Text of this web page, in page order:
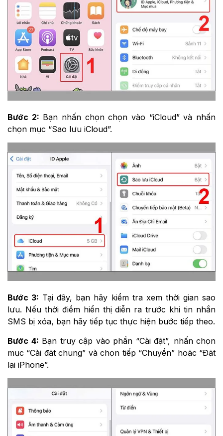
Bước 2: Bạn nhấn chọn chọn vào “iCloud” và nhấn
chọn mục “Sao lưu iCloud”.
Bước 3: Tại đây, bạn hãy kiểm tra xem thời gian sao
lưu. Nếu thời điểm hiển thị diễn ra trước khi tin nhắn
SMS bị xóa, bạn hãy tiếp tục thực hiện bước tiếp theo.
Bước 4: Bạn truy cập vào phần “Cài đặt”, nhấn chọn
mục “Cài đặt chung” và chọn tiếp “Chuyển” hoặc “Đặt
lại iPhone”.